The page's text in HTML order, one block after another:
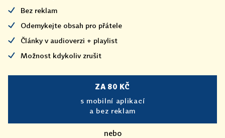
Bez reklam
Odemykejte obsah pro přátele
Články v audioverzi + playlist
Možnost kdykoliv zrušit
ZA 80 KČ
s mobilní aplikací
a bez reklam
nebo